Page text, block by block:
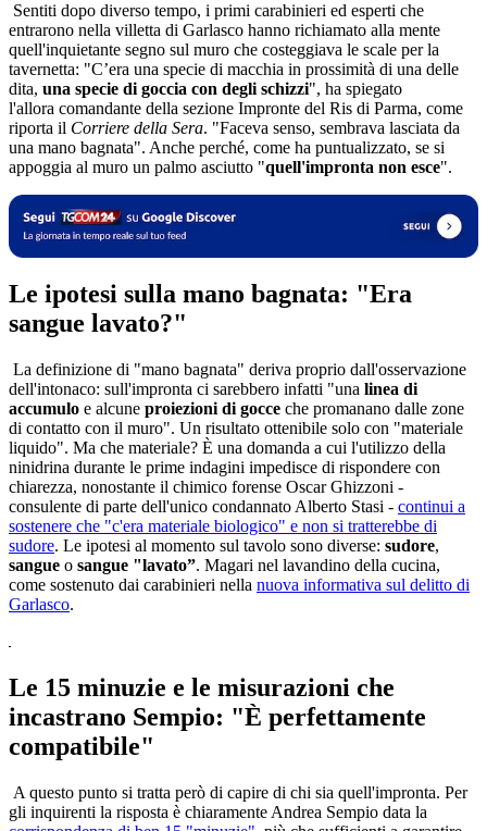
Sentiti dopo diverso tempo, i primi carabinieri ed esperti che
entrarono nella villetta di Garlasco hanno richiamato alla mente
quell'inquietante segno sul muro che costeggiava le scale per la
tavernetta: "C’era una specie di macchia in prossimità di una delle
dita, una specie di goccia con degli schizzi", ha spiegato
l'allora comandante della sezione Impronte del Ris di Parma, come
riporta il Corriere della Sera. "Faceva senso, sembrava lasciata da
una mano bagnata". Anche perché, come ha puntualizzato, se si
appoggia al muro un palmo asciutto "quell'impronta non esce".
Le ipotesi sulla mano bagnata: "Era
sangue lavato?"
La definizione di "mano bagnata" deriva proprio dall'osservazione
dell'intonaco: sull'impronta ci sarebbero infatti "una linea di
accumulo e alcune proiezioni di gocce che promanano dalle zone
di contatto con il muro". Un risultato ottenibile solo con "materiale
liquido". Ma che materiale? È una domanda a cui l'utilizzo della
ninidrina durante le prime indagini impedisce di rispondere con
chiarezza, nonostante il chimico forense Oscar Ghizzoni -
consulente di parte dell'unico condannato Alberto Stasi - continui a
sostenere che "c'era materiale biologico" e non si tratterebbe di
sudore. Le ipotesi al momento sul tavolo sono diverse: sudore,
sangue o sangue "lavato”. Magari nel lavandino della cucina,
come sostenuto dai carabinieri nella nuova informativa sul delitto di
Garlasco.
Le 15 minuzie e le misurazioni che
incastrano Sempio: "È perfettamente
compatibile"
A questo punto si tratta però di capire di chi sia quell'impronta. Per
gli inquirenti la risposta è chiaramente Andrea Sempio data la